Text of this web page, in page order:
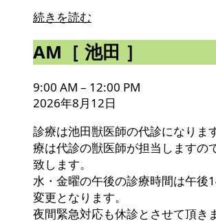
続きを読む
AM［
池
田
］
AM［ 池田 ］
9:00 AM – 12:00 PM
2026年8月12日
診療は池田獣医師の代診になりま
療は代診の獣医師が担当しますの
致します。
水・金曜の午後の診療時間は午後
変更となります。
夜間緊急対応も休診とさせて頂き